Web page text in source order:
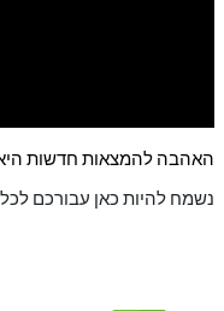
האהבה להמצאות חדשות
נשמח להיות כאן עבורכם